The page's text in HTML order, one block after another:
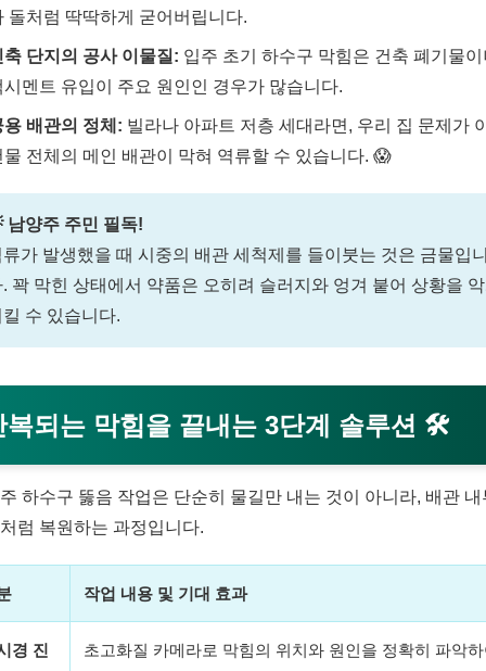
돌처럼 딱딱하게 굳어버립니다.
축 단지의 공사 이물질: 입주 초기 하수구 막힘은 건축 폐기물이
시멘트 유입이 주요 원인인 경우가 많습니다.
용 배관의 정체: 빌라나 아파트 저층 세대라면, 우리 집 문제가
물 전체의 메인 배관이 막혀 역류할 수 있습니다. 😱
남양주 주민 필독!
류가 발생했을 때 시중의 배관 세척제를 들이붓는 것은 금물입
. 꽉 막힌 상태에서 약품은 오히려 슬러지와 엉겨 붙어 상황을
수 있습니다.
복되는 막힘을 끝내는 3단계 솔루션 🛠️
하수구 뚫음 작업은 단순히 물길만 내는 것이 아니라, 배관 내
럼 복원하는 과정입니다.
작업 내용 및 기대 효과
경 진
초고화질 카메라로 막힘의 위치와 원인을 정확히 파악